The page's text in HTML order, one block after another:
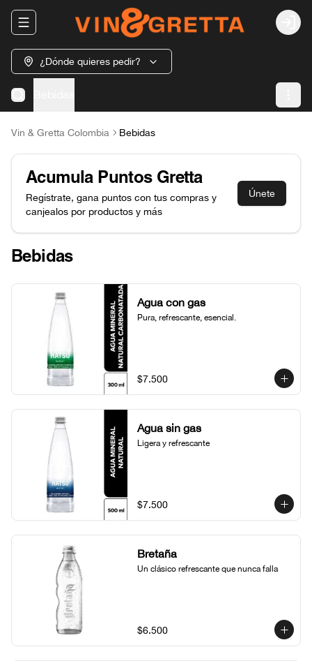
Abrir menu de navegación Login
¿Dónde quieres pedir?
Vin & Gretta Colombia Bebidas
Acumula Puntos Gretta
Regístrate, gana puntos con tus compras y
canjealos por productos y más
Únete
Bebidas
Agua con gas
Pura, refrescante, esencial.
$7.500
Agua sin gas
Ligera y refrescante
$7.500
Bretaña
Un clásico refrescante que nunca falla
$6.500